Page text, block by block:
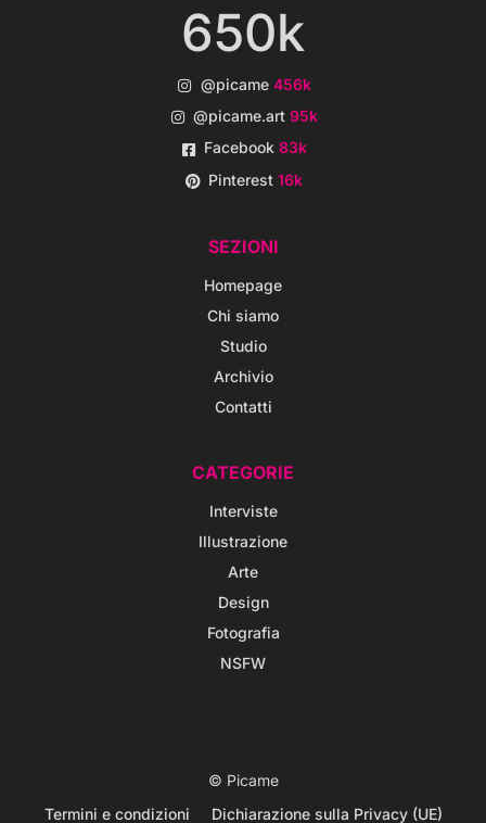
650k
@picame 456k
@picame.art95k
Facebook83k
Pinterest16k
SEZIONI
Homepage
Chi siamo
Studio
Archivio
Contatti
CATEGORIE
Interviste
Illustrazione
Arte
Design
Fotografia
NSFW
© Picame
Termini e condizioni
Dichiarazione sulla Privacy (UE)